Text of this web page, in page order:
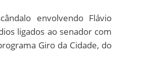
envolvendo Flávio
ligados ao senador com
Giro da Cidade, do